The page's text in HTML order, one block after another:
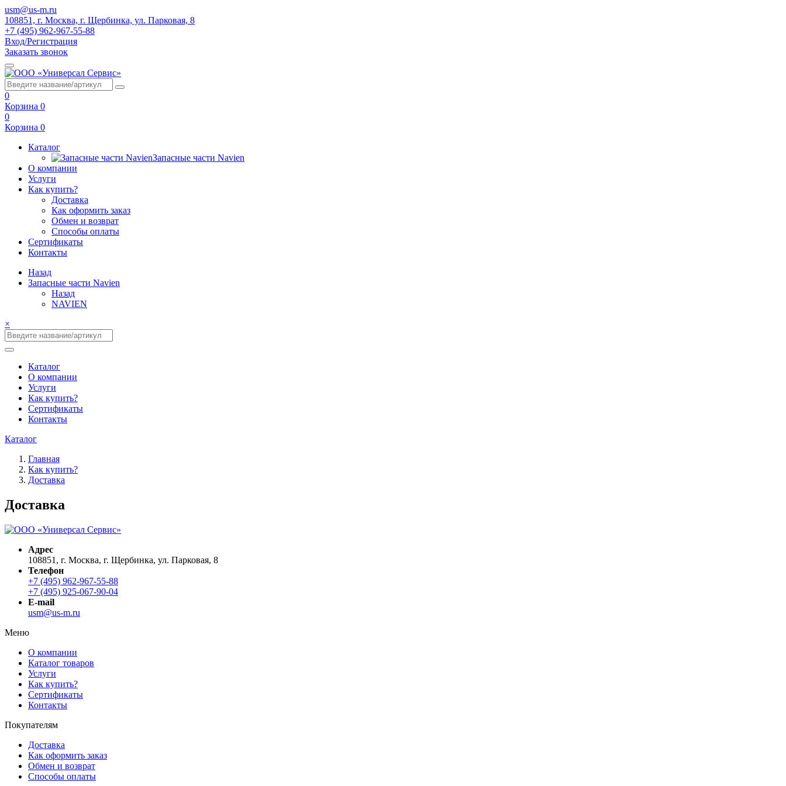
usm@us-m.ru
108851, г. Москва, г. Щербинка, ул. Парковая, 8
+7 (495) 962-967-55-88
Вход/Регистрация
Заказать звонок
0
Корзина 0
0
Корзина 0
Каталог
Запасные части Navien
О компании
Услуги
Как купить?
Доставка
Как оформить заказ
Обмен и возврат
Способы оплаты
Сертификаты
Контакты
Назад
Запасные части Navien
Назад
NAVIEN
×
Каталог
О компании
Услуги
Как купить?
Сертификаты
Контакты
Каталог
Главная
Как купить?
Доставка
Доставка
Адрес
108851, г. Москва, г. Щербинка, ул. Парковая, 8
Телефон
+7 (495) 962-967-55-88
+7 (495) 925-067-90-04
E-mail
usm@us-m.ru
Меню
О компании
Каталог товаров
Услуги
Как купить?
Сертификаты
Контакты
Покупателям
Доставка
Как оформить заказ
Обмен и возврат
Способы оплаты